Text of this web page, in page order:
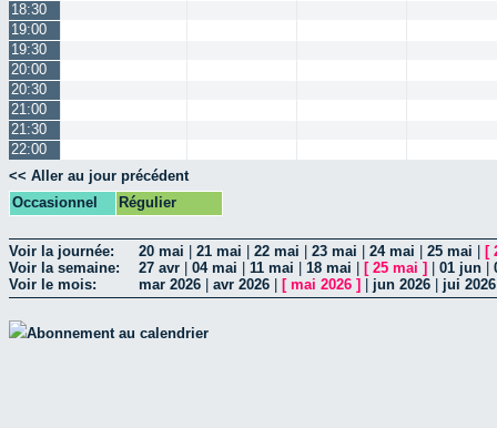
18:30
19:00
19:30
20:00
20:30
21:00
21:30
22:00
<< Aller au jour précédent
Occasionnel
Régulier
Voir la journée: 20 mai 21 mai 22 mai 23 mai 24 mai 25 mai [
Voir la semaine:
27 avr 04 mai 11 mai 18 mai [ 25 mai ] 01 jun
Voir le mois:
mar 2026 avr 2026 [ mai 2026 ] jun 2026 jui 2026
Abonnement au calendrier